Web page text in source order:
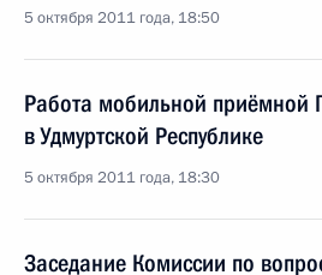
5 октября 2011 года, 18:50
Работа мобильной приёмной
в Удмуртской Республике
5 октября 2011 года, 18:30
Заседание Комиссии по